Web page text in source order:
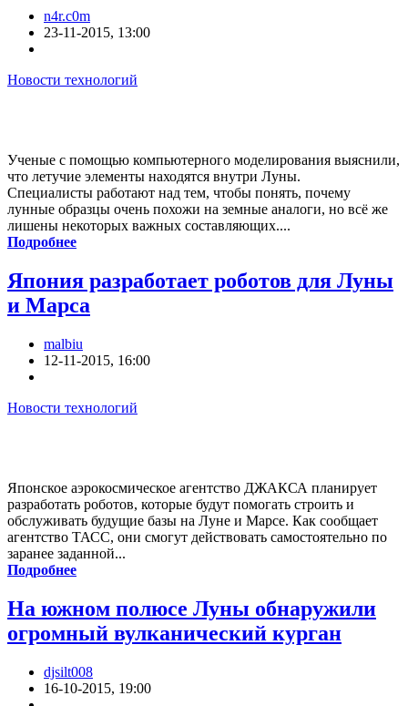
n4r.c0m
23-11-2015, 13:00
Новости технологий
Ученые с помощью компьютерного моделирования выяснили,
что летучие элементы находятся внутри Луны.
Специалисты работают над тем, чтобы понять, почему
лунные образцы очень похожи на земные аналоги, но всё же
лишены некоторых важных составляющих....
Подробнее
Япония разработает роботов для Луны
и Марса
malbiu
12-11-2015, 16:00
Новости технологий
Японское аэрокосмическое агентство ДЖАКСА планирует
разработать роботов, которые будут помогать строить и
обслуживать будущие базы на Луне и Марсе. Как сообщает
агентство ТАСС, они смогут действовать самостоятельно по
заранее заданной...
Подробнее
На южном полюсе Луны обнаружили
огромный вулканический курган
djsilt008
16-10-2015, 19:00